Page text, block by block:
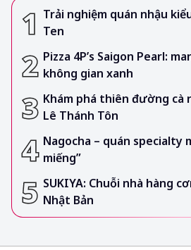
Trải nghiệm quán nhậu
Ten
Pizza 4P’s Saigon Pearl:
không gian xanh
Khám phá thiên đường cà
Lê Thánh Tôn
Nagocha – quán specialty
miếng”
SUKIYA: Chuỗi nhà hàng
Nhật Bản